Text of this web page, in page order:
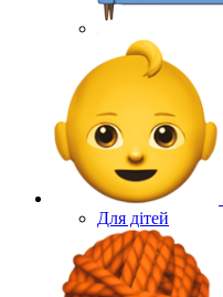
Для дітей